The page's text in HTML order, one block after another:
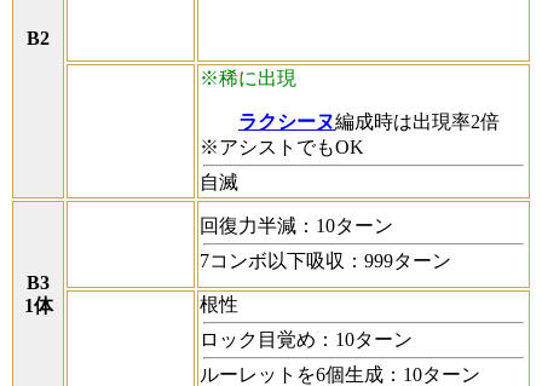
B2
※稀に出現
ラクシーヌ編成時は出現率2倍
※アシストでもOK
自滅
B3
1体
回復力半減：10ターン
7コンボ以下吸収：999ターン
根性
ロック目覚め：10ターン
ルーレットを6個生成：10ターン